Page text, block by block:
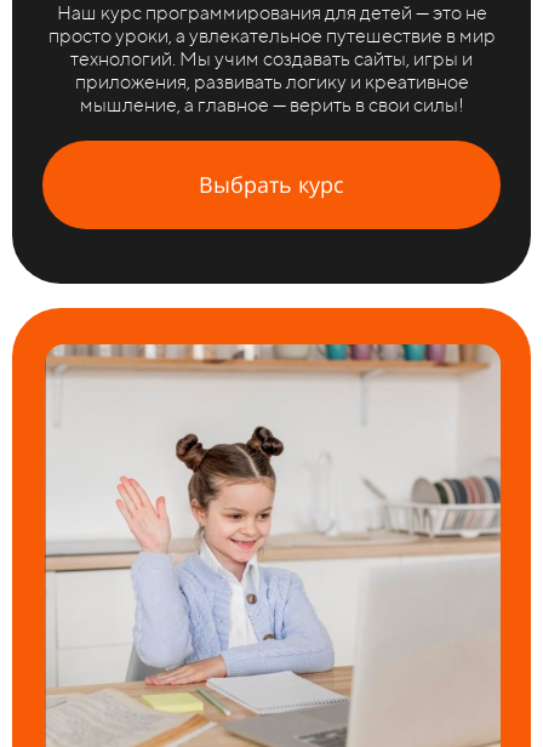
Наш курс программирования для детей — это не
просто уроки, а увлекательное путешествие в мир
технологий. Мы учим создавать сайты, игры и
приложения, развивать логику и креативное
мышление, а главное — верить в свои силы!
Выбрать курс